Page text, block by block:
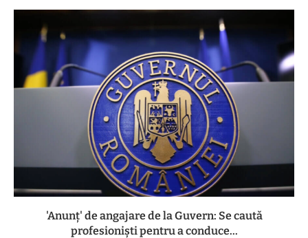
'Anunț' de angajare de la Guvern: Se caută
profesioniști pentru a conduce...